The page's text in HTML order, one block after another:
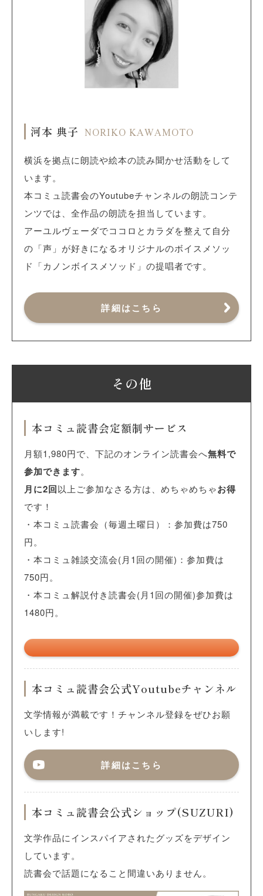
河本 典子 NORIKO KAWAMOTO
横浜を拠点に朗読や絵本の読み聞かせ活動をして
います。
本コミュ読書会のYoutubeチャンネルの朗読コンテ
ンツでは、全作品の朗読を担当しています。
アーユルヴェーダでココロとカラダを整えて自分
の「声」が好きになるオリジナルのボイスメソッ
ド「カノンボイスメソッド」の提唱者です。
詳細はこちら
その他
本コミュ読書会定額制サービス
月額1,980円で、下記のオンライン読書会へ無料で
参加できます。
月に2回以上ご参加なさる方は、めちゃめちゃお得
です！
・本コミュ読書会（毎週土曜日）：参加費は750
円。
・本コミュ雑談交流会(月1回の開催)：参加費は
750円。
・本コミュ解説付き読書会(月1回の開催)参加費は
1480円。
本コミュ読書会公式Youtubeチャンネル
文学情報が満載です！チャンネル登録をぜひお願
いします!
詳細はこちら
本コミュ読書会公式ショップ(SUZURI)
文学作品にインスパイアされたグッズをデザイン
しています。
読書会で話題になること間違いありません。